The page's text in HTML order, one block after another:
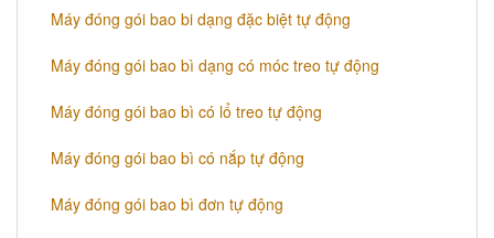
Máy đóng gói bao bi dạng đặc biệt tự động
Máy đóng gói bao bì dạng có móc treo tự động
Máy đóng gói bao bì có lổ treo tự động
Máy đóng gói bao bì có nắp tự động
Máy đóng gói bao bì đơn tự động